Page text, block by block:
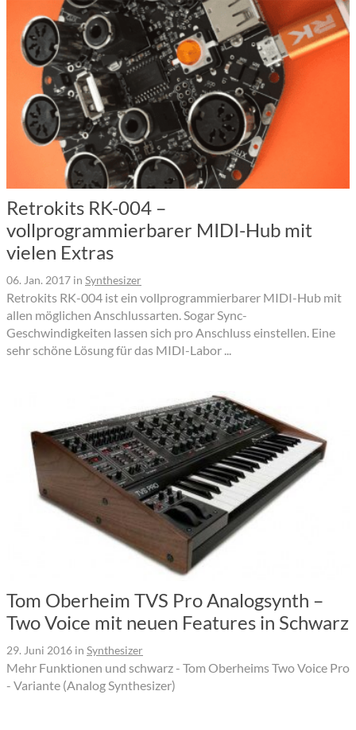
Retrokits RK-004 –
vollprogrammierbarer MIDI-Hub mit
vielen Extras
06. Jan. 2017 in Synthesizer
Retrokits RK-004 ist ein vollprogrammierbarer MIDI-Hub mit
allen möglichen Anschlussarten. Sogar Sync-
Geschwindigkeiten lassen sich pro Anschluss einstellen. Eine
sehr schöne Lösung für das MIDI-Labor ...
Tom Oberheim TVS Pro Analogsynth –
Two Voice mit neuen Features in Schwarz
29. Juni 2016 in Synthesizer
Mehr Funktionen und schwarz - Tom Oberheims Two Voice Pro
- Variante (Analog Synthesizer)